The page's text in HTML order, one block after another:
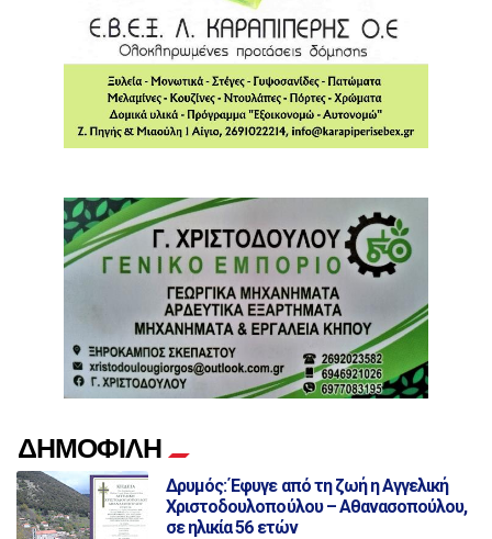
ΔΗΜΟΦΙΛΗ
Δρυμός: Έφυγε από τη ζωή η Αγγελική
Χριστοδουλοπούλου – Αθανασοπούλου,
σε ηλικία 56 ετών